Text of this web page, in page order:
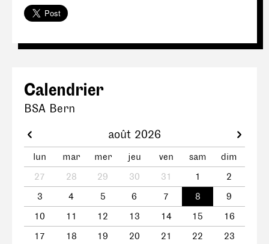
Calendrier
BSA Bern
août 2026
lun mar mer jeu ven sam
dim
27
28 29 30 31 1
2
3
4 5 6 7 8
9
10
11 12 13 14 15
16
17
18 19 20 21 22
23